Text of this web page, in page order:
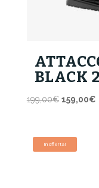
BLACK
199,00€ Il
era:
199,00€.
159,00€Il
In offerta!